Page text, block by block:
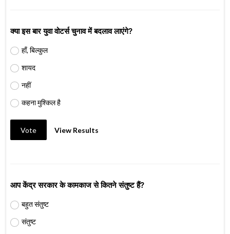
क्या इस बार युवा वोटर्स चुनाव में बदलाव लाएंगे?
हाँ, बिल्कुल
शायद
नहीं
कहना मुश्किल है
Vote View Results
आप केंद्र सरकार के कामकाज से कितने संतुष्ट हैं?
बहुत संतुष्ट
संतुष्ट